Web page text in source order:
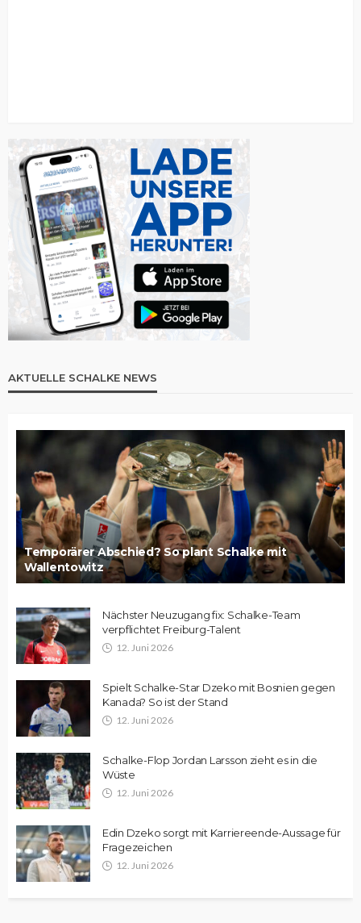
AKTUELLE SCHALKE NEWS
Temporärer Abschied? So plant Schalke mit
Wallentowitz
Nächster Neuzugang fix: Schalke-Team
verpflichtet Freiburg-Talent
12. Juni 2026
Spielt Schalke-Star Dzeko mit Bosnien gegen
Kanada? So ist der Stand
12. Juni 2026
Schalke-Flop Jordan Larsson zieht es in die
Wüste
12. Juni 2026
Edin Dzeko sorgt mit Karriereende-Aussage für
Fragezeichen
12. Juni 2026